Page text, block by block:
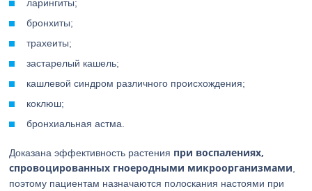
ларингиты;
бронхиты;
трахеиты;
застарелый кашель;
кашлевой синдром различного происхождения;
коклюш;
бронхиальная астма.
Доказана эффективность растения при воспалениях,
спровоцированных гноеродными микроорганизмами
поэтому пациентам назначаются полоскания настоями при